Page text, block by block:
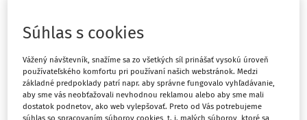
Ups, zatiaľ ste si prečítali len
začiatok...
Celý odborný obsah z tejto oblasti je
Súhlas s cookies
Vážený návštevník, snažíme sa zo všetkých síl prinášať vysokú úroveň
používateľského komfortu pri používaní našich webstránok. Medzi
základné predpoklady patrí napr. aby správne fungovalo vyhľadávanie,
aby sme vás neobťažovali nevhodnou reklamou alebo aby sme mali
dostatok podnetov, ako web vylepšovať. Preto od Vás potrebujeme